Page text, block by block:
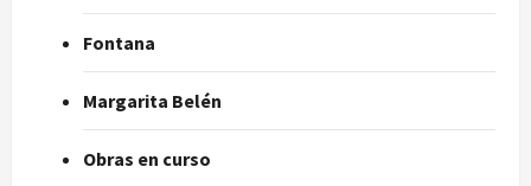
Fontana
Margarita Belén
Obras en curso